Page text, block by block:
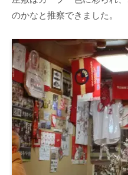
のかなと推察できました。